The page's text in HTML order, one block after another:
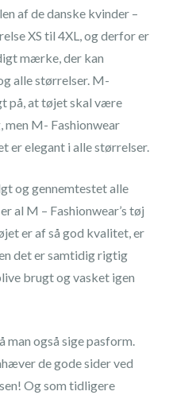
af de danske kvinder –
XS til 4XL, og derfor er
mærke, der kan
alle størrelser. M-
på, at tøjet skal være
men M- Fashionwear
er elegant i alle størrelser.
og gennemtestet alle
al M – Fashionwear’s tøj
er af så god kvalitet, er
det er samtidig rigtig
brugt og vasket igen
man også sige pasform.
de gode sider ved
Og som tidligere